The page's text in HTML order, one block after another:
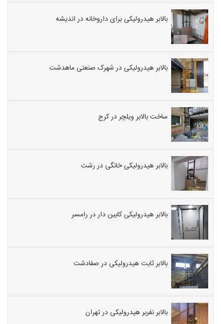
بالابر هیدرولیکی برای داروخانه در اندیشه
بالابر هیدرولیکی در شهرک صنعتی ماهدشت
ساخت بالابر ویلچر در کرج
بالابر هیدرولیکی خانگی در رشت
بالابر هیدرولیکی کابین دار در رامسر
بالابر ثابت هیدرولیکی در صفادشت
بالابر نفربر هیدرولیکی در تهران